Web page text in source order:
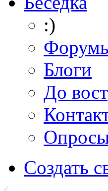
:)
Блоги
До
Создать